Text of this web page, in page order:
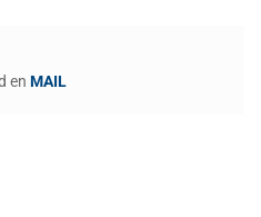
en MAIL